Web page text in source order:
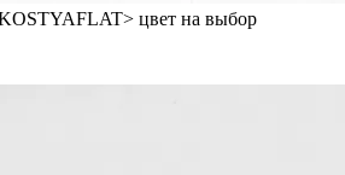
цвет на выбор